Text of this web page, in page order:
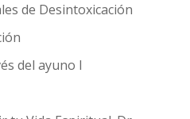
de Desintoxicación
del ayuno I